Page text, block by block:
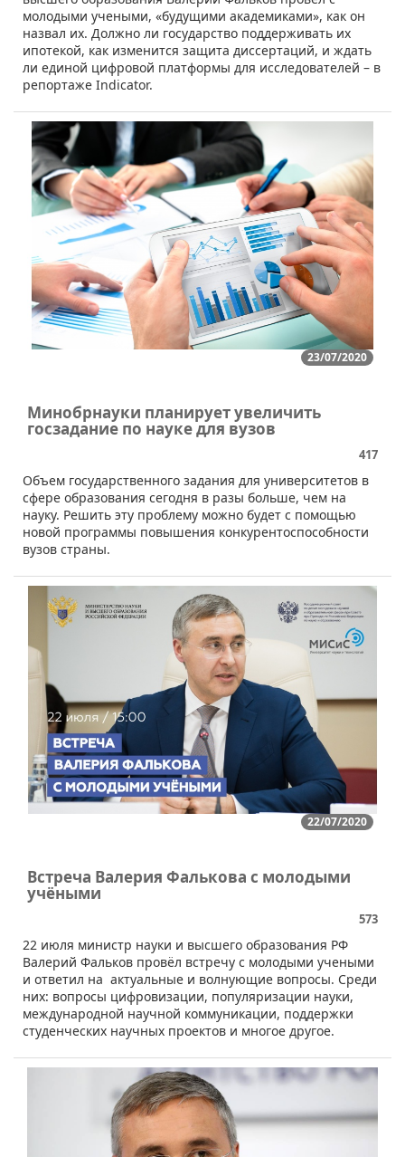
молодыми учеными, «будущими академиками», как он
назвал их. Должно ли государство поддерживать их
ипотекой, как изменится защита диссертаций, и ждать
ли единой цифровой платформы для исследователей – в
репортаже Indicator.
23/07/2020
Минобрнауки планирует увеличить
госзадание по науке для вузов
417
​Объем государственного задания для университетов в
сфере образования сегодня в разы больше, чем на
науку. Решить эту проблему можно будет с помощью
новой программы повышения конкурентоспособности
вузов страны.
22/07/2020
Встреча Валерия Фалькова с молодыми
учёными
573
22 июля министр науки и высшего образования РФ
Валерий Фальков провёл встречу с молодыми учеными
и ответил на актуальные и волнующие вопросы. Среди
них: вопросы цифровизации, популяризации науки,
международной научной коммуникации, поддержки
студенческих научных проектов и многое другое.